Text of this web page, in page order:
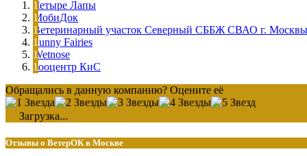
Четыре Лапы
МобиДок
Ветеринарный участок Северный СББЖ СВАО г. Москвы
Sunny Fairies
Wetnose
Зооцентр КиС
Обращались в данную компанию? Оцените её
Загрузка...
Отзывы о ВетерОК в Москве